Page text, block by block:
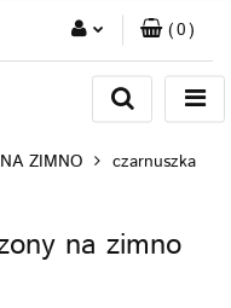
zgłoszenie
(0)
ZIMNO czarnuszka
na zimno